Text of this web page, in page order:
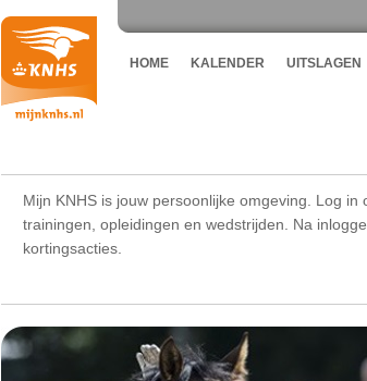
HOME KALENDER UITSLAGEN
Mijn KNHS is jouw persoonlijke omgeving. Log
trainingen, opleidingen en wedstrijden. Na
kortingsacties.